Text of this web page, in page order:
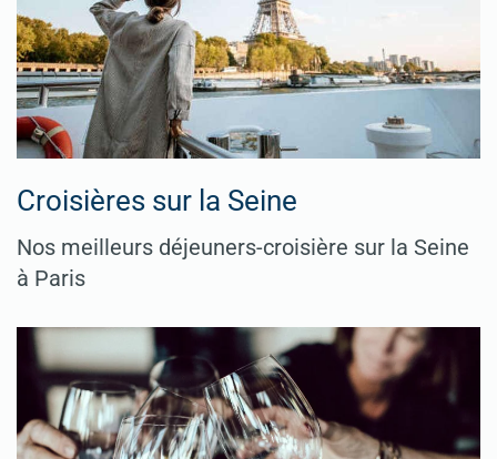
Croisières sur la Seine
Nos meilleurs déjeuners-croisière sur la Seine
à Paris